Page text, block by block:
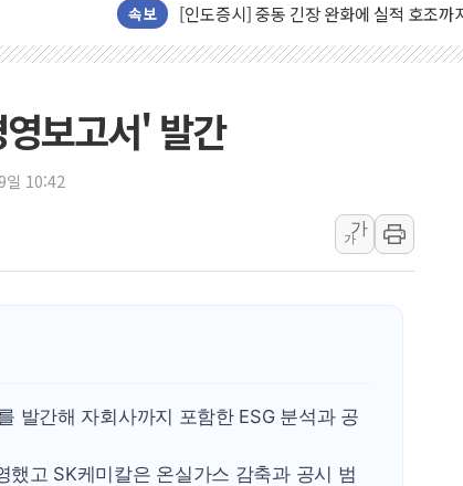
속보
러, 1인칭시점 드론으로 우크라 민간인 '
[베트남 증시] 지수 하락 속 'DGC' 임시
양주 섬유염색공장서 화재 1명 중상…대응
김정관 산업부 장관 "주 52시간 손봐야,
해군 1함대 창설 80주년…지역과 함께하
[3보] 북, 원산서 동해로 단거리 탄도미
우크라 드론 전술, 중남미 콜롬비아에
주한미군 "오산기지 누출, 백린 아닌 무
구미 폐염산처리업체서 불 2시간30여분
강원도 폭염특보 11일째…온열질환·가축
[코인 시황] 비트코인, ETF 자금 유입에
보고서' 발간
일 10:42
가
가
발간해 자회사까지 포함한 ESG 분석과 공
고 SK케미칼은 온실가스 감축과 공시 범